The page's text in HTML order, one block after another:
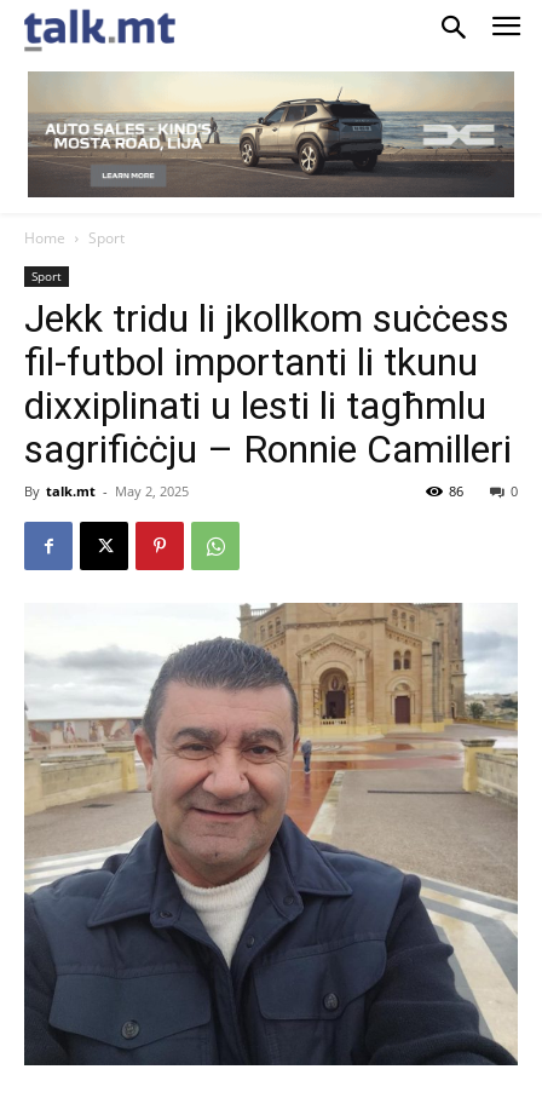
Home Sport
Sport
Jekk tridu li jkollkom suċċess
fil-futbol importanti li tkunu
dixxiplinati u lesti li tagħmlu
sagrifiċċju – Ronnie Camilleri
By talk.mt - May 2, 2025 0
86